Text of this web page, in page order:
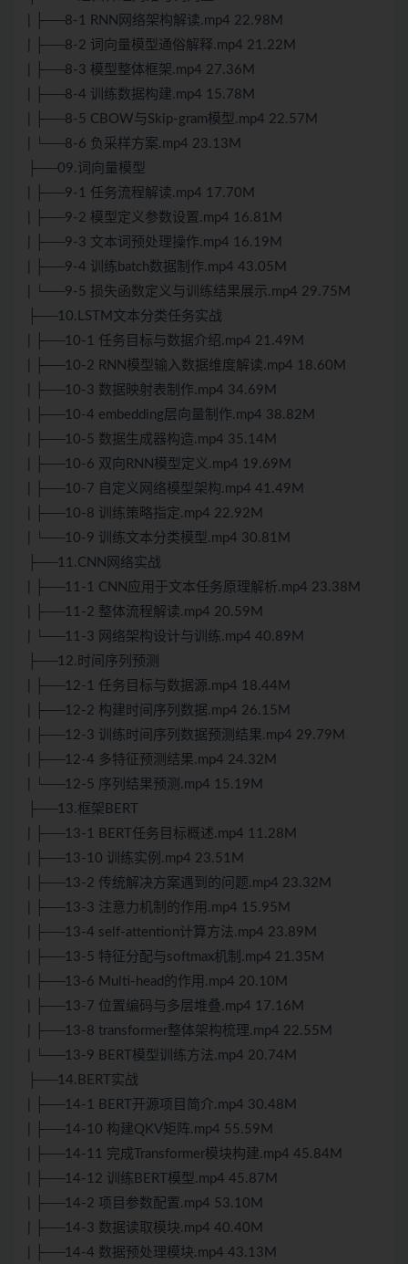
| ├──8-1 RNN网络架构解读.mp4 22.98M
| ├──8-2 词向量模型通俗解释.mp4 21.22M
| ├──8-3 模型整体框架.mp4 27.36M
| ├──8-4 训练数据构建.mp4 15.78M
| ├──8-5 CBOW与Skip-gram模型.mp4 22.57M
| └──8-6 负采样方案.mp4 23.13M
├──09.词向量模型
| ├──9-1 任务流程解读.mp4 17.70M
| ├──9-2 模型定义参数设置.mp4 16.81M
| ├──9-3 文本词预处理操作.mp4 16.19M
| ├──9-4 训练batch数据制作.mp4 43.05M
| └──9-5 损失函数定义与训练结果展示.mp4 29.75M
├──10.LSTM文本分类任务实战
| ├──10-1 任务目标与数据介绍.mp4 21.49M
| ├──10-2 RNN模型输入数据维度解读.mp4 18.60M
| ├──10-3 数据映射表制作.mp4 34.69M
| ├──10-4 embedding层向量制作.mp4 38.82M
| ├──10-5 数据生成器构造.mp4 35.14M
| ├──10-6 双向RNN模型定义.mp4 19.69M
| ├──10-7 自定义网络模型架构.mp4 41.49M
| ├──10-8 训练策略指定.mp4 22.92M
| └──10-9 训练文本分类模型.mp4 30.81M
├──11.CNN网络实战
| ├──11-1 CNN应用于文本任务原理解析.mp4 23.38M
| ├──11-2 整体流程解读.mp4 20.59M
| └──11-3 网络架构设计与训练.mp4 40.89M
├──12.时间序列预测
| ├──12-1 任务目标与数据源.mp4 18.44M
| ├──12-2 构建时间序列数据.mp4 26.15M
| ├──12-3 训练时间序列数据预测结果.mp4 29.79M
| ├──12-4 多特征预测结果.mp4 24.32M
| └──12-5 序列结果预测.mp4 15.19M
├──13.框架BERT
| ├──13-1 BERT任务目标概述.mp4 11.28M
| ├──13-10 训练实例.mp4 23.51M
| ├──13-2 传统解决方案遇到的问题.mp4 23.32M
| ├──13-3 注意力机制的作用.mp4 15.95M
| ├──13-4 self-attention计算方法.mp4 23.89M
| ├──13-5 特征分配与softmax机制.mp4 21.35M
| ├──13-6 Multi-head的作用.mp4 20.10M
| ├──13-7 位置编码与多层堆叠.mp4 17.16M
| ├──13-8 transformer整体架构梳理.mp4 22.55M
| └──13-9 BERT模型训练方法.mp4 20.74M
├──14.BERT实战
| ├──14-1 BERT开源项目简介.mp4 30.48M
| ├──14-10 构建QKV矩阵.mp4 55.59M
| ├──14-11 完成Transformer模块构建.mp4 45.84M
| ├──14-12 训练BERT模型.mp4 45.87M
| ├──14-2 项目参数配置.mp4 53.10M
| ├──14-3 数据读取模块.mp4 40.40M
| ├──14-4 数据预处理模块.mp4 43.13M